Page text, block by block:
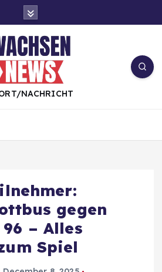
NACHRICHT
gegen
– Alles
Spiel